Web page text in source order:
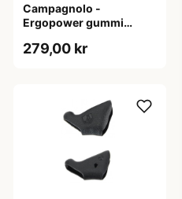
Campagnolo -
Ergopower gummi
Record/Chorus 11 gear
279,00 kr